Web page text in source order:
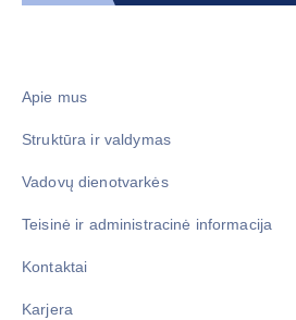
Apie mus
Struktūra ir valdymas
Vadovų dienotvarkės
Teisinė ir administracinė informacija
Kontaktai
Karjera